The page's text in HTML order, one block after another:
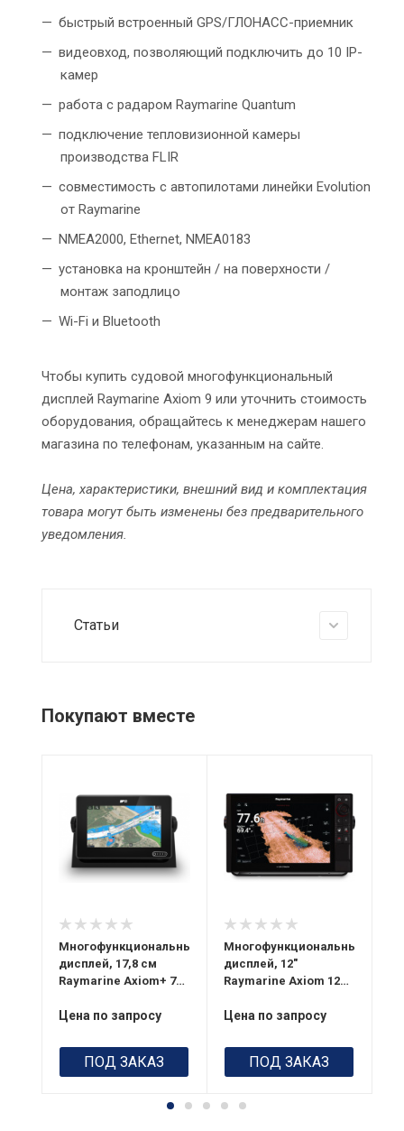
быстрый встроенный GPS/ГЛОНАСС-приемник
видеовход, позволяющий подключить до 10 IP-
камер
работа с радаром Raymarine Quantum
подключение тепловизионной камеры
производства FLIR
совместимость с автопилотами линейки Evolution
от Raymarine
NMEA2000, Ethernet, NMEA0183
установка на кронштейн / на поверхности /
монтаж заподлицо
Wi-Fi и Bluetooth
Чтобы купить судовой многофункциональный
дисплей Raymarine Axiom 9 или уточнить стоимость
оборудования, обращайтесь к менеджерам нашего
магазина по телефонам, указанным на сайте.
Цена, характеристики, внешний вид и комплектация
товара могут быть изменены без предварительного
уведомления.
Статьи
Покупают вместе
NMEA2000 /
Управление
динамиками
Bluetooth /
Дополнительный
Водозащита
Питание
12 В пост. т. (от 8
Мультитач с
прочным
Многофункциональный
дисплей, 17,8 см
Raymarine Axiom+ 7
Цена по запросу
ПОД ЗАКАЗ
Многофункциональный
дисплей, 12"
Raymarine Axiom 12
Цена по запросу
ПОД ЗАКАЗ